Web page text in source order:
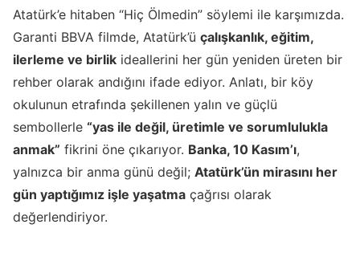
Atatürk’e hitaben “Hiç Ölmedin” söylemi ile karşımızda.
Garanti BBVA filmde, Atatürk’ü çalışkanlık, eğitim,
ilerleme ve birlik ideallerini her gün yeniden üreten bir
rehber olarak andığını ifade ediyor. Anlatı, bir köy
okulunun etrafında şekillenen yalın ve güçlü
sembollerle “yas ile değil, üretimle ve sorumlulukla
anmak” fikrini öne çıkarıyor. Banka, 10 Kasım’ı,
yalnızca bir anma günü değil; Atatürk’ün mirasını her
gün yaptığımız işle yaşatma çağrısı olarak
değerlendiriyor.